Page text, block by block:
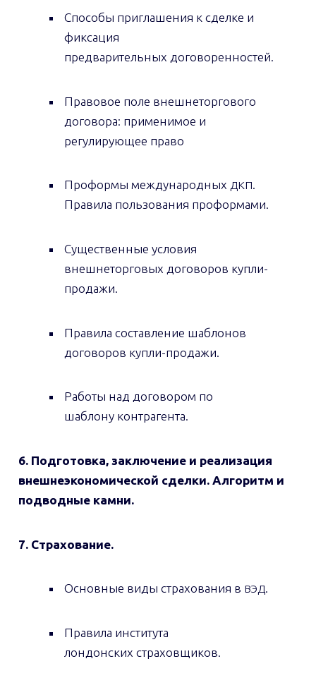
Способы приглашения к сделке и
фиксация
предварительных договоренностей.
Правовое поле внешнеторгового
договора: применимое и
регулирующее право
Проформы международных ДКП.
Правила пользования проформами.
Существенные условия
внешнеторговых договоров купли-
продажи.
Правила составление шаблонов
договоров купли-продажи.
Работы над договором по
шаблону контрагента.
6. Подготовка, заключение и реализация
внешнеэкономической сделки. Алгоритм и
подводные камни.
7. Страхование.
Основные виды страхования в ВЭД.
Правила института
лондонских страховщиков.